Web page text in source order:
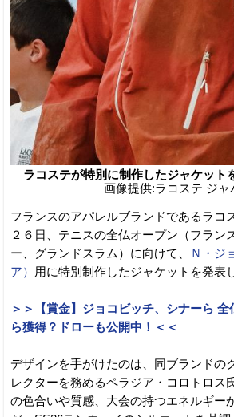
ラコステが特別に制作したジャケット
画像提供:ラコステ ジャ
フランスのアパレルブランドであるラコ
２６日、テニスの全仏オープン（フラン
ー、グランドスラム）に向けて、
Ｎ・ジ
ア）
用に特別制作したジャケットを発表
＞＞【賞金】ジョコビッチ、シナーら 全
ら獲得？ドローも公開中！＜＜
デザインを手がけたのは、同ブランドの
レクターを務めるペラジア・コロトロス
の色合いや質感、大会の持つエネルギー